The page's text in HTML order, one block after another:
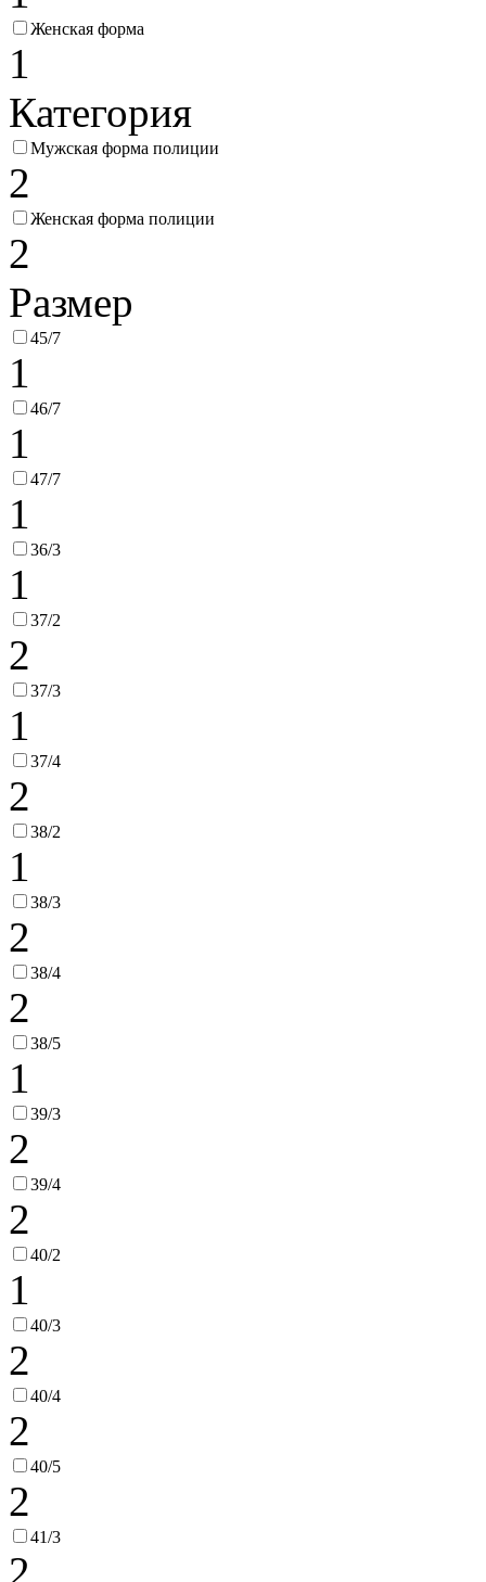
Женская форма
1
Категория
Мужская форма полиции
2
Женская форма полиции
2
Размер
45/7
1
46/7
1
47/7
1
36/3
1
37/2
2
37/3
1
37/4
2
38/2
1
38/3
2
38/4
2
38/5
1
39/3
2
39/4
2
40/2
1
40/3
2
40/4
2
40/5
2
41/3
2